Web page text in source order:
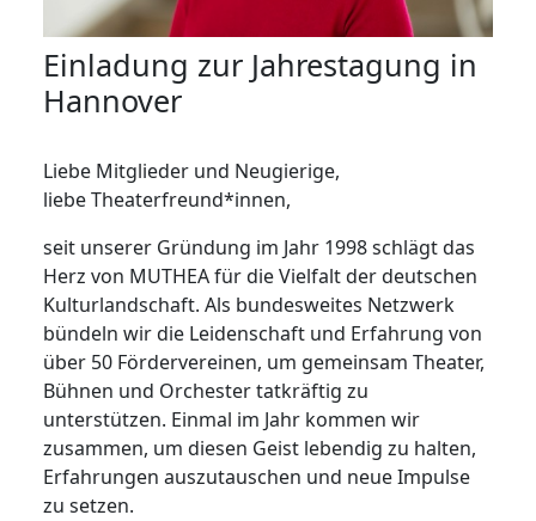
Einladung zur Jahrestagung in
Hannover
Liebe Mitglieder und Neugierige,
liebe Theaterfreund*innen,
seit unserer Gründung im Jahr 1998 schlägt das
Herz von MUTHEA für die Vielfalt der deutschen
Kulturlandschaft. Als bundesweites Netzwerk
bündeln wir die Leidenschaft und Erfahrung von
über 50 Fördervereinen, um gemeinsam Theater,
Bühnen und Orchester tatkräftig zu
unterstützen. Einmal im Jahr kommen wir
zusammen, um diesen Geist lebendig zu halten,
Erfahrungen auszutauschen und neue Impulse
zu setzen.